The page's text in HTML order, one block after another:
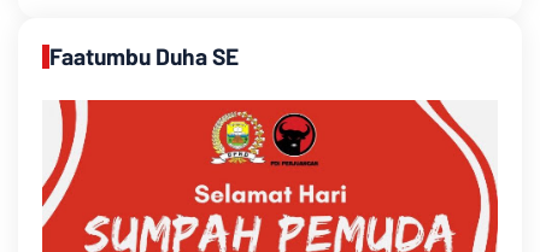
Faatumbu Duha SE